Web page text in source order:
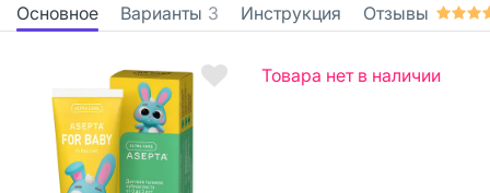
Основное Варианты 3 Инструкция Отзывы
Товара нет в наличии